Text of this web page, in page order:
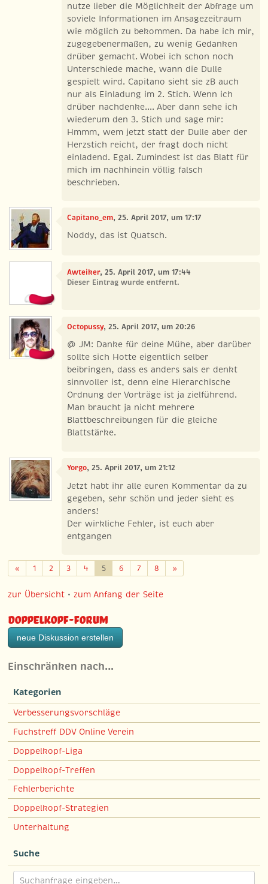
nutze lieber die Möglichkeit der Abfrage um
soviele Informationen im Ansagezeitraum
wie möglich zu bekommen. Da habe ich mir,
zugegebenermaßen, zu wenig Gedanken
drüber gemacht. Wobei ich schon noch
Unterschiede mache, wann die Dulle
gespielt wird. Capitano sieht sie zB auch
nur als Einladung im 2. Stich. Wenn ich
drüber nachdenke.... Aber dann sehe ich
wiederum den 3. Stich und sage mir:
Hmmm, wem jetzt statt der Dulle aber der
Herzstich reicht, der fragt doch nicht
einladend. Egal. Zumindest ist das Blatt für
mich im nachhinein völlig falsch
beschrieben.
Capitano_em, 25. April 2017, um 17:17
Noddy, das ist Quatsch.
Awteiker, 25. April 2017, um 17:44
Dieser Eintrag wurde entfernt.
Octopussy, 25. April 2017, um 20:26
@ JM: Danke für deine Mühe, aber darüber
sollte sich Hotte eigentlich selber
beibringen, dass es anders sals er denkt
sinnvoller ist, denn eine Hierarchische
Ordnung der Vorträge ist ja zielführend.
Man braucht ja nicht mehrere
Blattbeschreibungen für die gleiche
Blattstärke.
Yorgo, 25. April 2017, um 21:12
Jetzt habt ihr alle euren Kommentar da zu
gegeben, sehr schön und jeder sieht es
anders!
Der wirkliche Fehler, ist euch aber
entgangen
«Zurück
1 2 3 4 5 6 7 8 »Weiter
zur Übersicht •zum Anfang der Seite
Doppelkopf-Forum
neue Diskussion erstellen
Einschränken nach…
Kategorien
Verbesserungsvorschläge
Fuchstreff DDV Online Verein
Doppelkopf-Liga
Doppelkopf-Treffen
Fehlerberichte
Doppelkopf-Strategien
Unterhaltung
Suche